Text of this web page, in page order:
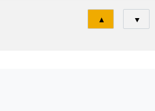
Tri
▲ ▼